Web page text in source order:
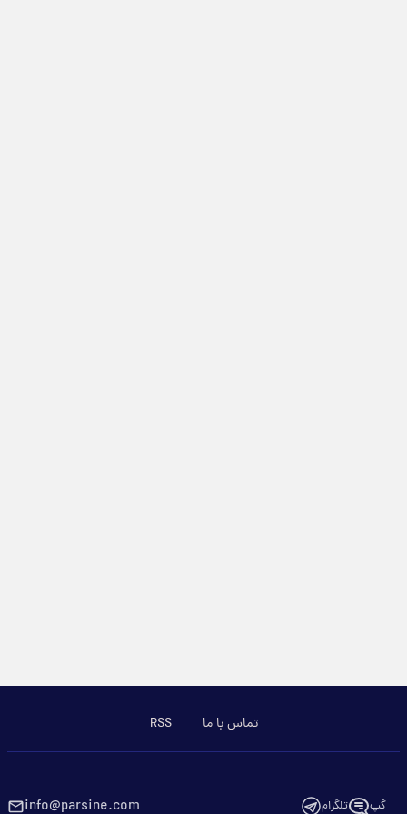
تماس با ما RSS
گپ تلگرام info@parsine.com